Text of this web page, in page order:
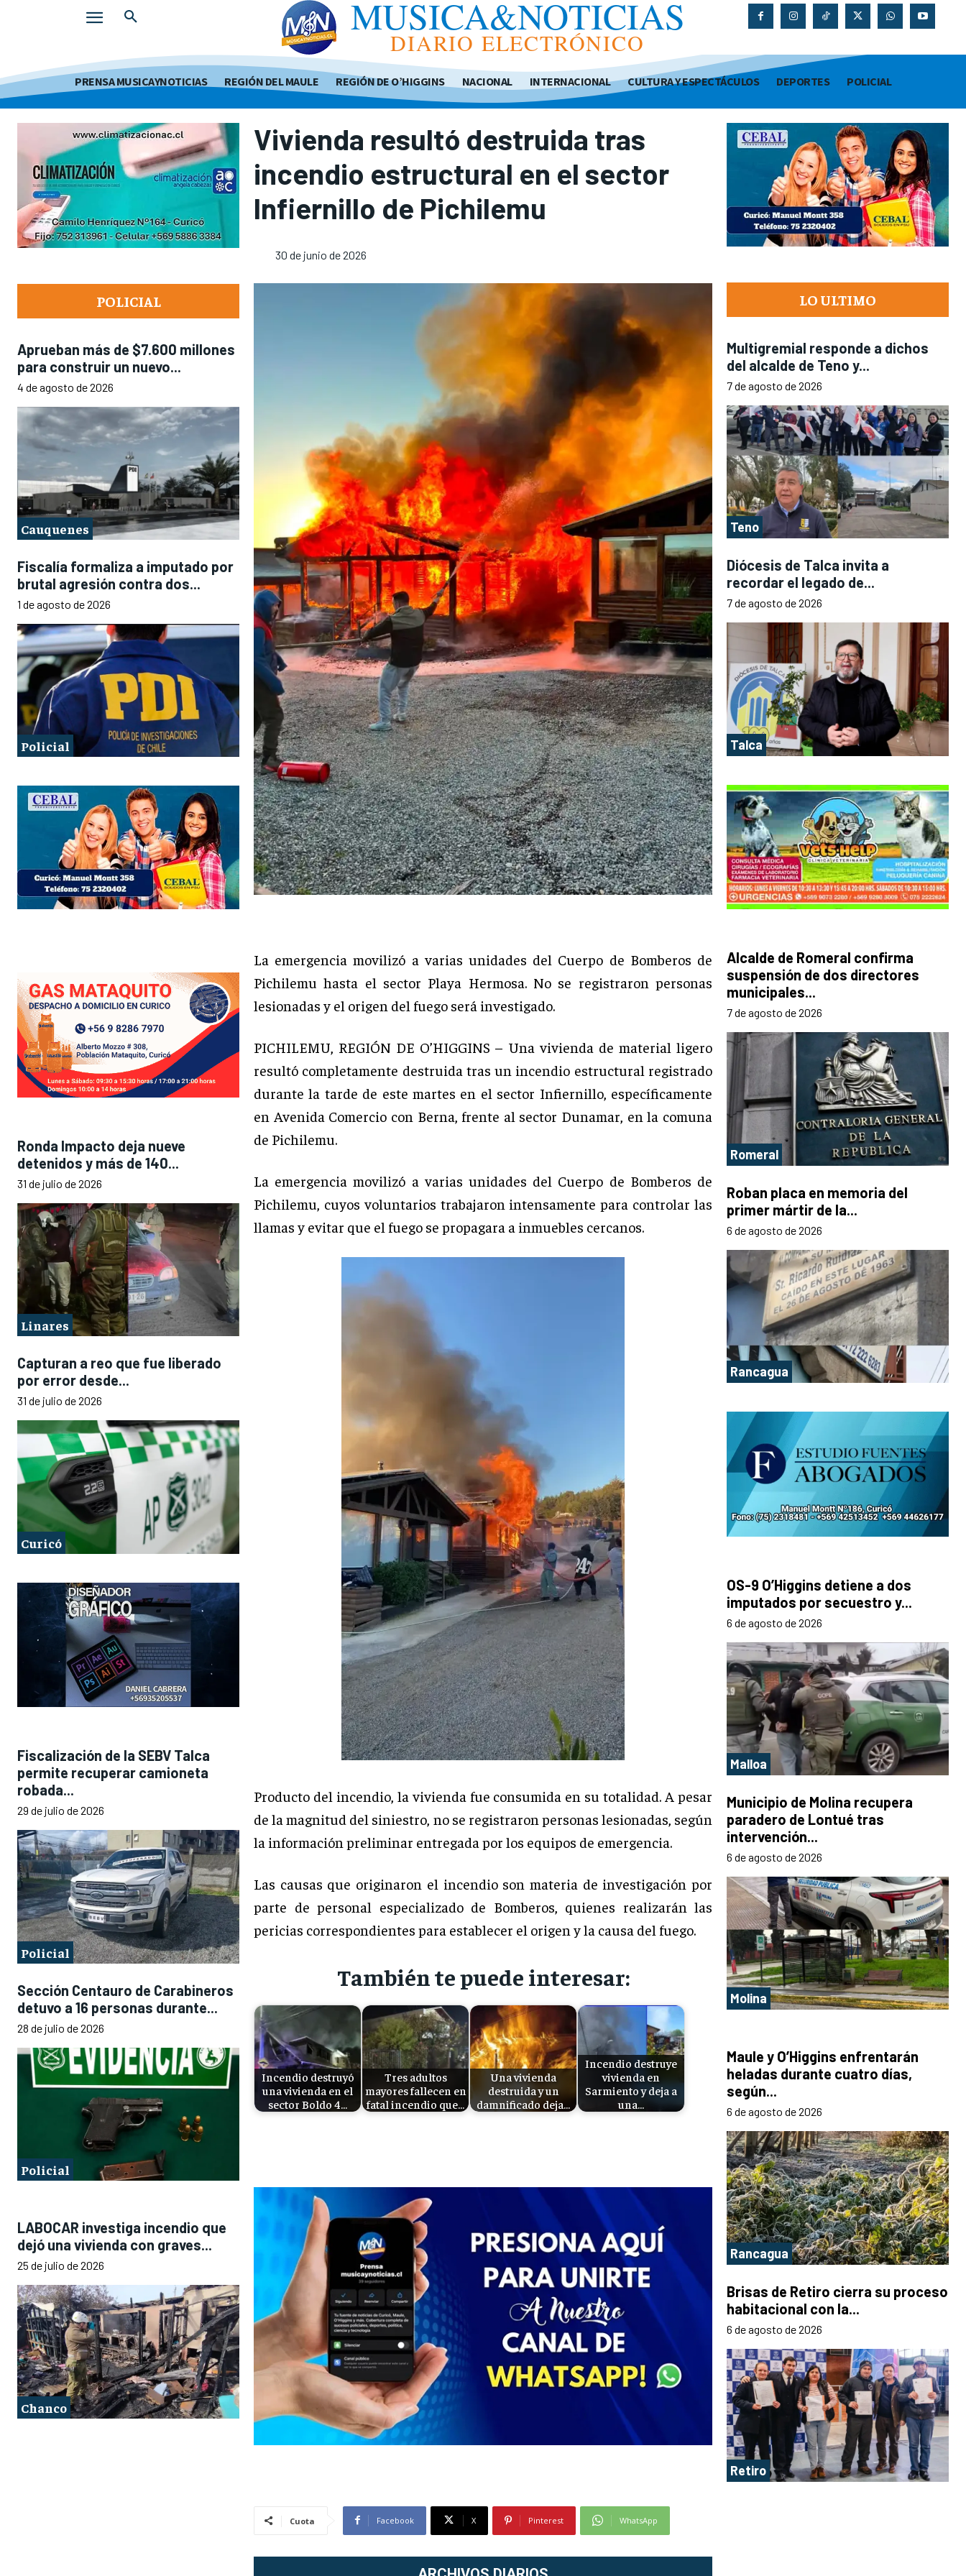
MUSICA&NOTICIAS
DIARIO ELECTRÓNICO
PRENSA MUSICAYNOTICIAS REGIÓN DEL MAULE REGIÓN DE O’HIGGINS NACIONAL INTERNACIONAL CULTURA Y ESPECTÁCULOS DEPORTES POLICIAL
POLICIAL
Aprueban más de $7.600 millones
para construir un nuevo...
4 de agosto de 2026
Cauquenes
Fiscalía formaliza a imputado por
brutal agresión contra dos...
1 de agosto de 2026
Policial
Ronda Impacto deja nueve
detenidos y más de 140...
31 de julio de 2026
Linares
Capturan a reo que fue liberado
por error desde...
31 de julio de 2026
Curicó
Fiscalización de la SEBV Talca
permite recuperar camioneta
robada...
29 de julio de 2026
Policial
Sección Centauro de Carabineros
detuvo a 16 personas durante...
28 de julio de 2026
Policial
LABOCAR investiga incendio que
dejó una vivienda con graves...
25 de julio de 2026
Chanco
Vivienda resultó destruida tras
incendio estructural en el sector
Infiernillo de Pichilemu
30 de junio de 2026
La emergencia movilizó a varias unidades del Cuerpo de Bomberos de
Pichilemu hasta el sector Playa Hermosa. No se registraron personas
lesionadas y el origen del fuego será investigado.
PICHILEMU, REGIÓN DE O’HIGGINS – Una vivienda de material ligero
resultó completamente destruida tras un incendio estructural registrado
durante la tarde de este martes en el sector Infiernillo, específicamente
en Avenida Comercio con Berna, frente al sector Dunamar, en la comuna
de Pichilemu.
La emergencia movilizó a varias unidades del Cuerpo de Bomberos de
Pichilemu, cuyos voluntarios trabajaron intensamente para controlar las
llamas y evitar que el fuego se propagara a inmuebles cercanos.
Producto del incendio, la vivienda fue consumida en su totalidad. A pesar
de la magnitud del siniestro, no se registraron personas lesionadas, según
la información preliminar entregada por los equipos de emergencia.
Las causas que originaron el incendio son materia de investigación por
parte de personal especializado de Bomberos, quienes realizarán las
pericias correspondientes para establecer el origen y la causa del fuego.
También te puede interesar:
Incendio destruyó
una vivienda en el
sector Boldo 4…
Tres adultos
mayores fallecen en
fatal incendio que…
Una vivienda
destruida y un
damnificado deja…
Incendio destruye
vivienda en
Sarmiento y deja a
una…
Cuota Facebook X Pinterest WhatsApp
LO ULTIMO
Multigremial responde a dichos
del alcalde de Teno y...
7 de agosto de 2026
Teno
Diócesis de Talca invita a
recordar el legado de...
7 de agosto de 2026
Talca
Alcalde de Romeral confirma
suspensión de dos directores
municipales...
7 de agosto de 2026
Romeral
Roban placa en memoria del
primer mártir de la...
6 de agosto de 2026
Rancagua
OS-9 O’Higgins detiene a dos
imputados por secuestro y...
6 de agosto de 2026
Malloa
Municipio de Molina recupera
paradero de Lontué tras
intervención...
6 de agosto de 2026
Molina
Maule y O’Higgins enfrentarán
heladas durante cuatro días,
según...
6 de agosto de 2026
Rancagua
Brisas de Retiro cierra su proceso
habitacional con la...
6 de agosto de 2026
Retiro